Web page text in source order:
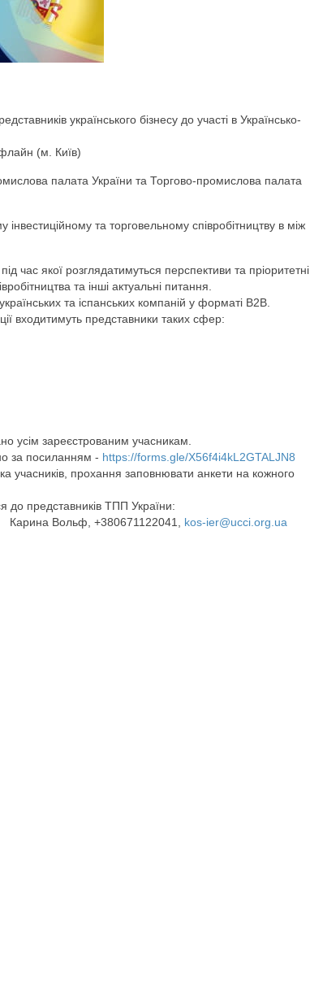
українського бізнесу до участі в Українсько-
(м. Київ)
палата України та Торгово-промислова палата
та торговельному співробітництву в між
час якої розглядатимуться перспективи та пріоритетні
та інші актуальні питання.
та іспанських компаній у форматі В2В.
входитимуть представники таких сфер:
усім зареєстрованим учасникам.
за посиланням - https://forms.gle/X56f4i4kL2GTALJN8
учасників, прохання заповнювати анкети на кожного
до представників ТПП України:
Карина Вольф, +380671122041, kos-ier@ucci.org.ua